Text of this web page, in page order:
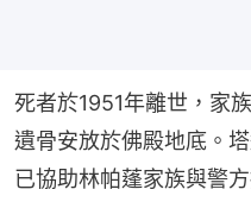
死者於1951年離世，家
遺骨安放於佛殿地底。
已協助林帕蓬家族與警